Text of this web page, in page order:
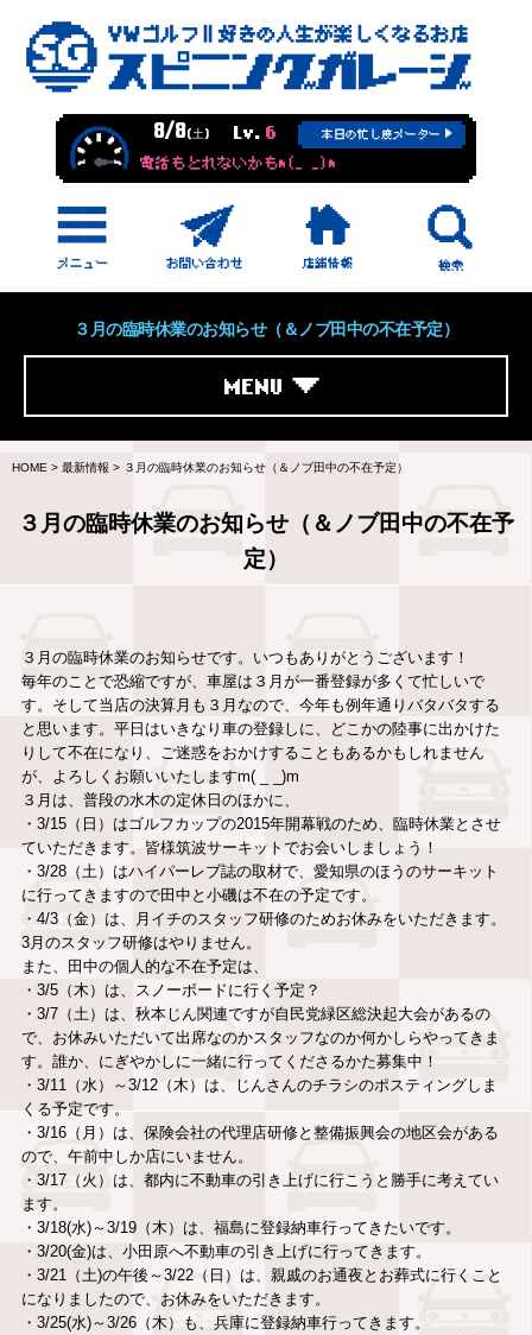
8/8(土) Lv. 6 本日の忙し度メーター
電話もとれないかもm(_ _)m
３月の臨時休業のお知らせ（＆ノブ田中の不在予定）
MENU
HOME > 最新情報 > ３月の臨時休業のお知らせ（＆ノブ田中の不在予定）
３月の臨時休業のお知らせ（＆ノブ田中の不在予
定）
３月の臨時休業のお知らせです。いつもありがとうございます！
毎年のことで恐縮ですが、車屋は３月が一番登録が多くて忙しいで
す。そして当店の決算月も３月なので、今年も例年通りバタバタする
と思います。平日はいきなり車の登録しに、どこかの陸事に出かけた
りして不在になり、ご迷惑をおかけすることもあるかもしれません
が、よろしくお願いいたしますm( _ _)m
３月は、普段の水木の定休日のほかに、
・3/15（日）はゴルフカップの2015年開幕戦のため、臨時休業とさせ
ていただきます。皆様筑波サーキットでお会いしましょう！
・3/28（土）はハイパーレブ誌の取材で、愛知県のほうのサーキット
に行ってきますので田中と小磯は不在の予定です。
・4/3（金）は、月イチのスタッフ研修のためお休みをいただきます。
3月のスタッフ研修はやりません。
また、田中の個人的な不在予定は、
・3/5（木）は、スノーボードに行く予定？
・3/7（土）は、秋本じん関連ですが自民党緑区総決起大会があるの
で、お休みいただいて出席なのかスタッフなのか何かしらやってきま
す。誰か、にぎやかしに一緒に行ってくださるかた募集中！
・3/11（水）～3/12（木）は、じんさんのチラシのポスティングしま
くる予定です。
・3/16（月）は、保険会社の代理店研修と整備振興会の地区会がある
ので、午前中しか店にいません。
・3/17（火）は、都内に不動車の引き上げに行こうと勝手に考えてい
ます。
・3/18(水)～3/19（木）は、福島に登録納車行ってきたいです。
・3/20(金)は、小田原へ不動車の引き上げに行ってきます。
・3/21（土)の午後～3/22（日）は、親戚のお通夜とお葬式に行くこと
になりましたので、お休みをいただきます。
・3/25(水)～3/26（木）も、兵庫に登録納車行ってきます。